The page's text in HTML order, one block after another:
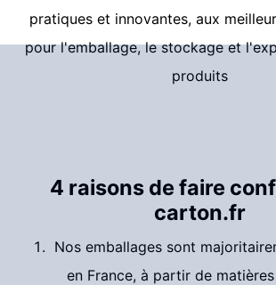
pratiques et innovantes, aux
pour l'emballage, le stockage et
produits
4 raisons de faire
carton.fr
Nos emballages sont
en France, à partir de